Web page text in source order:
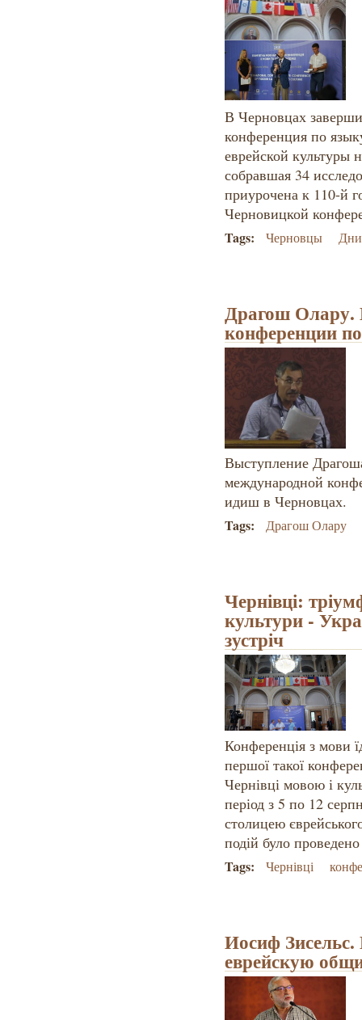
В Черновцах
конференция по
еврейской культуры
собравшая 34
приурочена к 110-й
Черновицкой
Tags: Черновцы Дни
Драгош Олару.
конференции
Выступление
международной
идиш в Черновцах.
Tags: Драгош Олару
Чернівці:
культури -
зустріч
Конференція з мови
першої такої
Чернівці мовою і
період з 5 по 12
столицею
подій було
Tags: Чернівці
Иосиф
еврейскую